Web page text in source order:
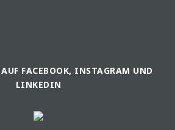
FACEBOOK, INSTAGRAM UND
LINKEDIN